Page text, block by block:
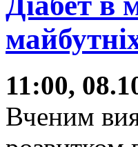
11:00,
Вченим